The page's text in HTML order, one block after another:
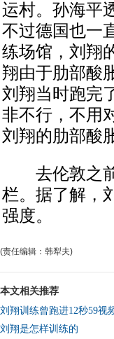
运村。孙海平
不过德国也一
练场馆，刘翔
翔由于肋部酸
刘翔当时跑完
非不行，不用
刘翔的肋部酸
去伦敦之前
栏。据了解，
强度。
(责任编辑：韩犁夫)
本文相关推荐
刘翔训练曾跑进12秒59视
刘翔是怎样训练的